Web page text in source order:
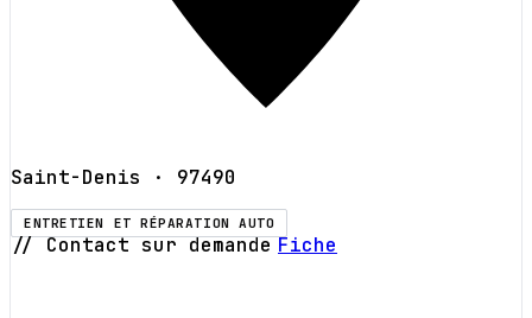
Saint-Denis · 97490
ENTRETIEN ET RÉPARATION AUTO
// Contact sur demande Fiche